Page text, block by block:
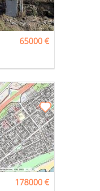
65000 €
178000 €